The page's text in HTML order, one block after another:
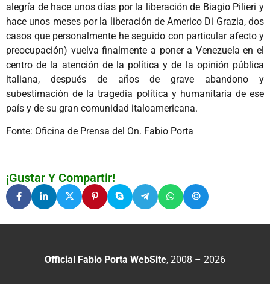
alegría de hace unos días por la liberación de Biagio Pilieri y
hace unos meses por la liberación de Americo Di Grazia, dos
casos que personalmente he seguido con particular afecto y
preocupación) vuelva finalmente a poner a Venezuela en el
centro de la atención de la política y de la opinión pública
italiana, después de años de grave abandono y
subestimación de la tragedia política y humanitaria de ese
país y de su gran comunidad italoamericana.
Fonte: Oficina de Prensa del On. Fabio Porta
¡Gustar Y Compartir!
Official Fabio Porta WebSite, 2008 – 2026